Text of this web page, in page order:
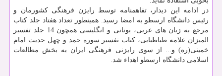
در ادامه این دیدار، تفاهمنامه توسط رایزن فرهنگی کشورمان و
رئیس دانشگاه ارسطو به امضا رسید. همینطور تعداد هفتاد جلد کتاب
مرجع به زبان های عربی، یونانی و انگلیسی همچون 14 جلد تفسیر
المیزان علامه طباطبایی، کتاب تفسیر سوره حمد و چهل حدیث امام
خمینی(ره) و... از سوی رایزنی فرهنگی ایران به بخش مطالعات
اسلامی دانشگاه ارسطو اهداء شد.